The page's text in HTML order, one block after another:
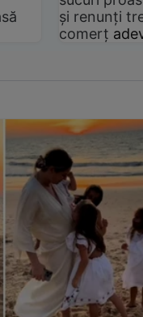
și renunți
comerț